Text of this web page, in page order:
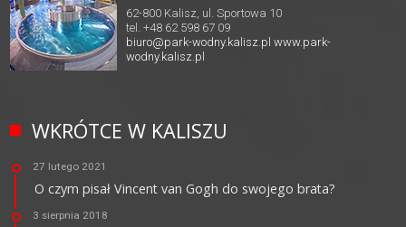
62-800 Kalisz, ul. Sportowa 10
tel. +48 62 598 67 09
biuro@park-wodny.kalisz.pl www.park-
wodny.kalisz.pl
WKRÓTCE W KALISZU
27 lutego 2021
O czym pisał Vincent van Gogh do swojego brata?
3 sierpnia 2018